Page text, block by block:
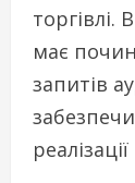
має
запитів